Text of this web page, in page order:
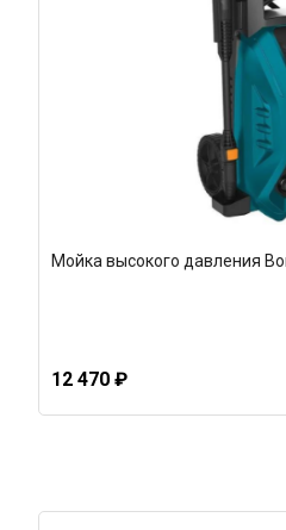
Мойка высокого давления
12 470 ₽